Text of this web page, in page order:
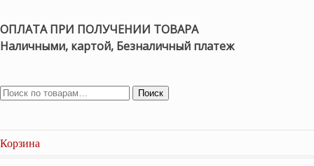
ОПЛАТА ПРИ ПОЛУЧЕНИИ ТОВАРА
Наличными, картой, Безналичный платеж
Поиск
Корзина